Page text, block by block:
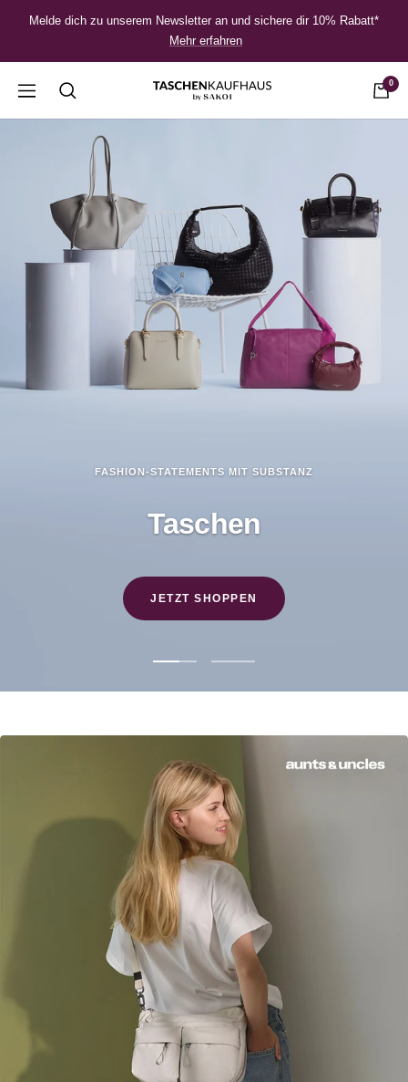
Melde dich zu unserem Newsletter an und sichere dir 10% Rabatt*
Mehr erfahren
Navigation Taschenkaufhaus
0
FASHION-STATEMENTS MIT SUBSTANZ
Taschen
JETZT SHOPPEN
Slide
gehen
Slide
gehen